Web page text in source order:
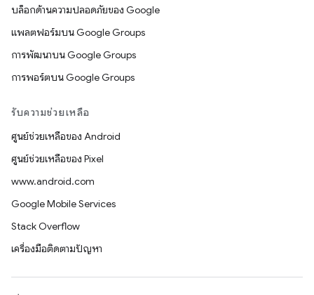
บล็อกด้านความปลอดภัยของ Google
แพลตฟอร์มบน Google Groups
การพัฒนาบน Google Groups
การพอร์ตบน Google Groups
รับความช่วยเหลือ
ศูนย์ช่วยเหลือของ Android
ศูนย์ช่วยเหลือของ Pixel
www.android.com
Google Mobile Services
Stack Overflow
เครื่องมือติดตามปัญหา